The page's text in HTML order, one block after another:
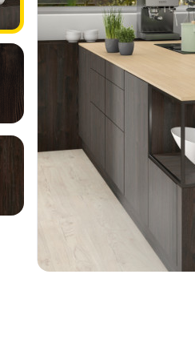
1.6.
4.1.
4.2.
4.3.
4.5.
каталоги